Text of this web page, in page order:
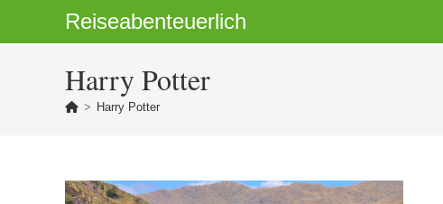
Reiseabenteuerlich
Harry Potter
> Harry Potter